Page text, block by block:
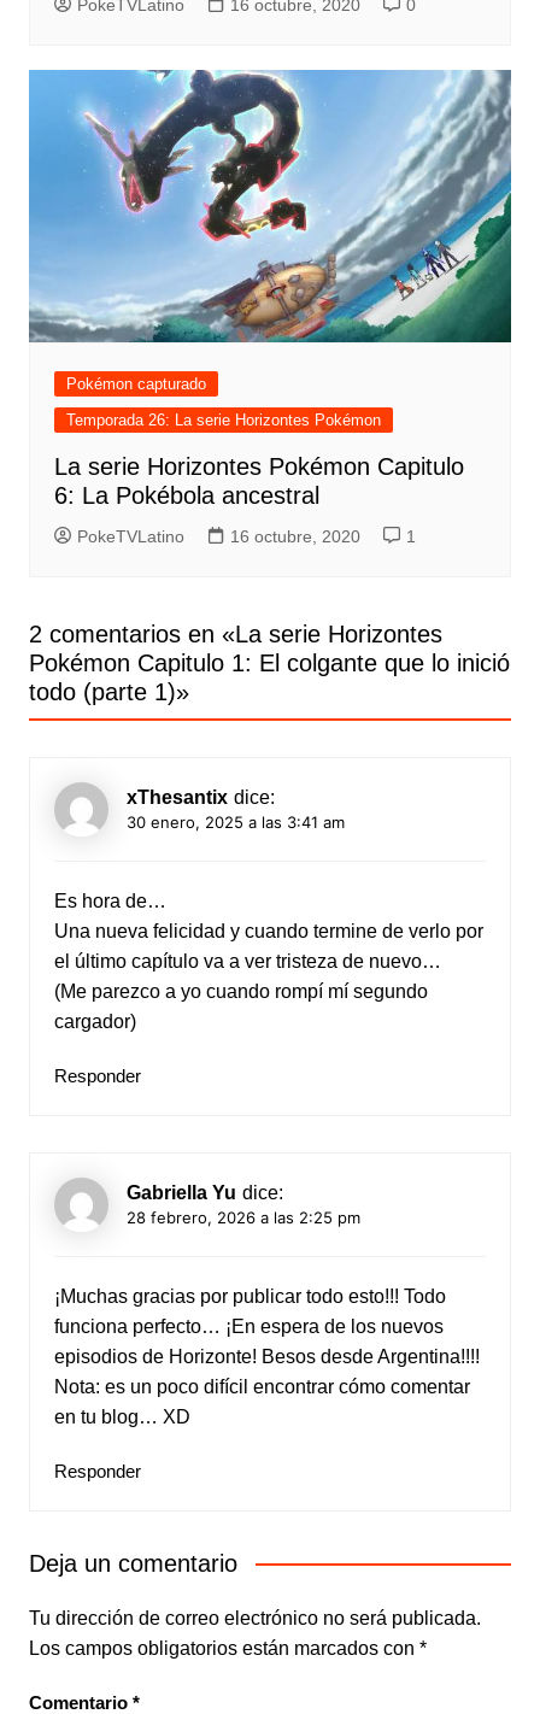
PokeTVLatino 16 octubre, 2020 0
Pokémon capturado
Temporada 26: La serie Horizontes Pokémon
La serie Horizontes Pokémon Capitulo
6: La Pokébola ancestral
PokeTVLatino 16 octubre, 2020 1
2 comentarios en «La serie Horizontes
Pokémon Capitulo 1: El colgante que lo inició
todo (parte 1)»
xThesantix dice:
30 enero, 2025 a las 3:41 am
Es hora de…
Una nueva felicidad y cuando termine de verlo por
el último capítulo va a ver tristeza de nuevo…
(Me parezco a yo cuando rompí mí segundo
cargador)
Responder
Gabriella Yu dice:
28 febrero, 2026 a las 2:25 pm
¡Muchas gracias por publicar todo esto!!! Todo
funciona perfecto… ¡En espera de los nuevos
episodios de Horizonte! Besos desde Argentina!!!!
Nota: es un poco difícil encontrar cómo comentar
en tu blog… XD
Responder
Deja un comentario
Tu dirección de correo electrónico no será publicada.
Los campos obligatorios están marcados con *
Comentario *